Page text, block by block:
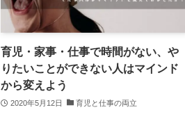
育児・家事・仕事で時間がない、や
りたいことができない人はマインド
から変えよう
2020年5月12日 育児と仕事の両立